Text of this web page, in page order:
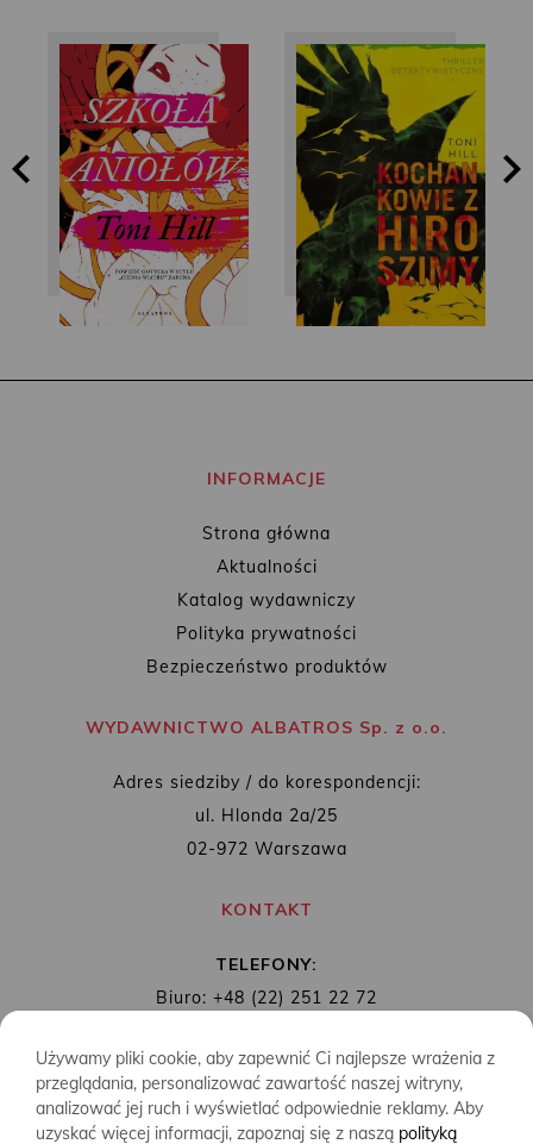
Toni Hill Toni Hill
INFORMACJE
Strona główna
Aktualności
Katalog wydawniczy
Polityka prywatności
Bezpieczeństwo produktów
WYDAWNICTWO ALBATROS Sp. z o.o.
Adres siedziby / do korespondencji:
ul. Hlonda 2a/25
02-972 Warszawa
KONTAKT
TELEFONY:
Biuro: +48 (22) 251 22 72
MAIL: biuro@wydawnictwoalbatros.com
Używamy pliki cookie, aby zapewnić Ci najlepsze wrażenia z
przeglądania, personalizować zawartość naszej witryny,
analizować jej ruch i wyświetlać odpowiednie reklamy. Aby
uzyskać więcej informacji, zapoznaj się z naszą polityką